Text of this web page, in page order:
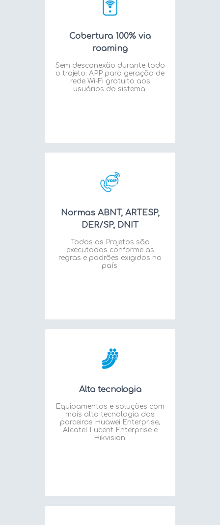
Cobertura 100% via
roaming
Sem desconexão durante todo
o trajeto. APP para geração de
rede Wi-Fi gratuito aos
usuários do sistema.
Normas ABNT, ARTESP,
DER/SP, DNIT
Todos os Projetos são
executados conforme as
regras e padrões exigidos no
país.
Alta tecnologia
Equipamentos e soluções com
mais alta tecnologia dos
parceiros Huawei Enterprise,
Alcatel Lucent Enterprise e
Hikvision.